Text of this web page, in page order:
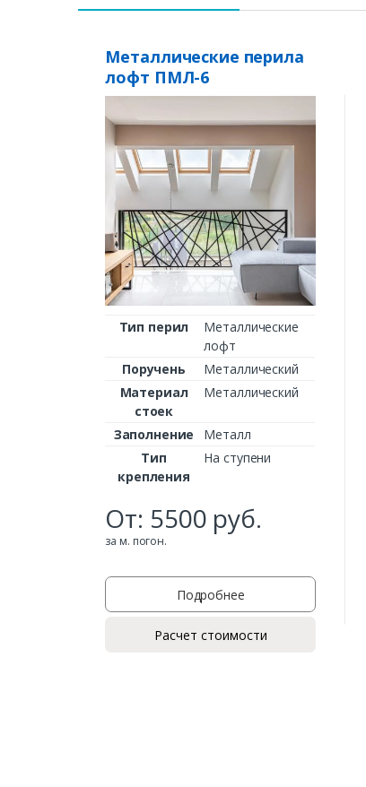
Металлические перила
лофт ПМЛ-6
Тип перил
Металлические
лофт
Поручень
Металлический
Материал
стоек
Металлический
Заполнение
Металл
Тип
крепления
На ступени
От: 5500 руб.
за м. погон.
Подробнее
Расчет стоимости